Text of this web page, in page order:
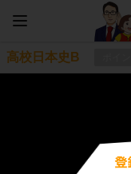
高校日本史B